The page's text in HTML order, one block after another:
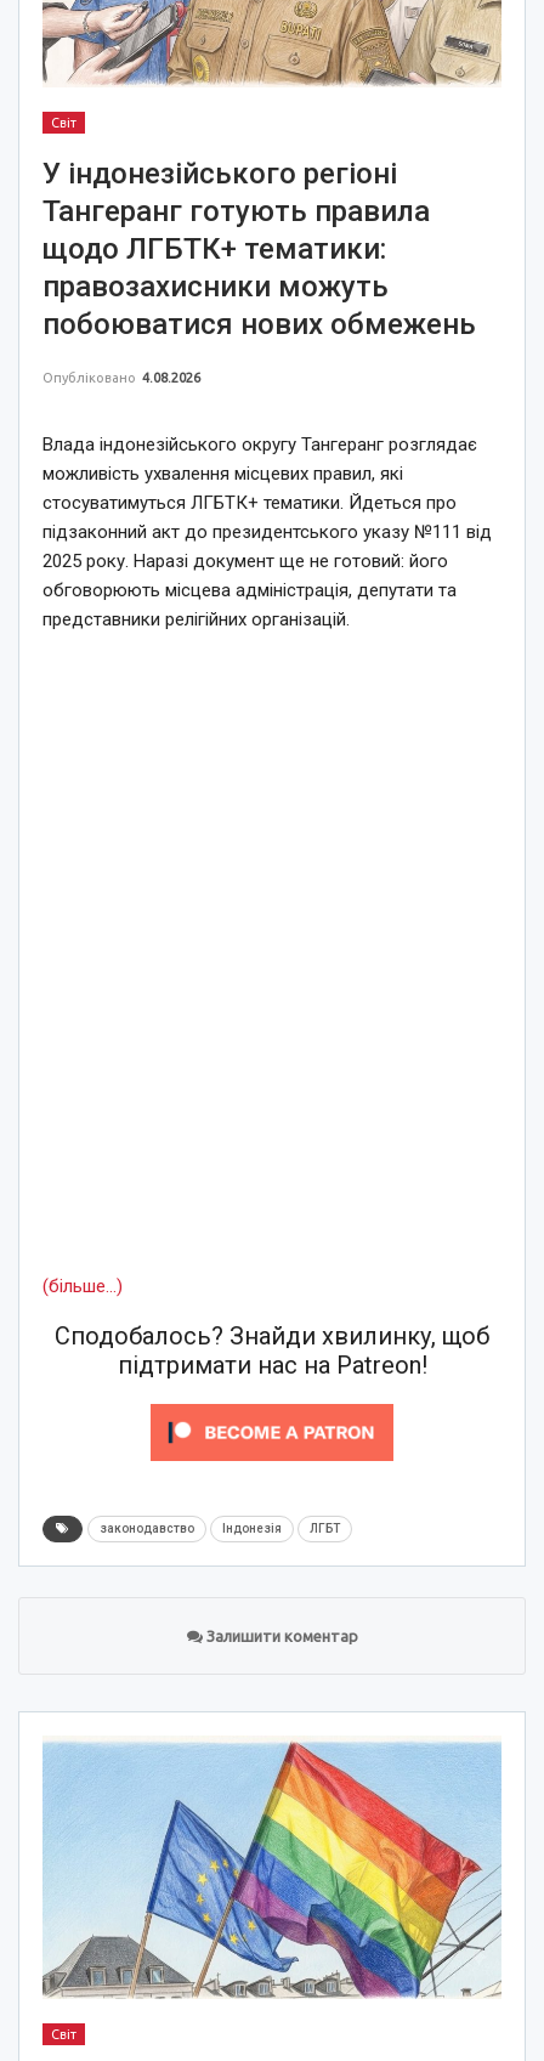
Світ
У індонезійського регіоні
Тангеранг готують правила
щодо ЛГБТК+ тематики:
правозахисники можуть
побоюватися нових обмежень
Опубліковано 4.08.2026
Влада індонезійського округу Тангеранг розглядає
можливість ухвалення місцевих правил, які
стосуватимуться ЛГБТК+ тематики. Йдеться про
підзаконний акт до президентського указу №111 від
2025 року. Наразі документ ще не готовий: його
обговорюють місцева адміністрація, депутати та
представники релігійних організацій.
(більше…)
Сподобалось? Знайди хвилинку, щоб
підтримати нас на Patreon!
законодавство Індонезія ЛГБТ
Залишити коментар
Світ